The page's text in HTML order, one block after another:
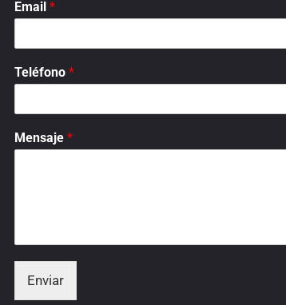
Email *
Teléfono *
Mensaje *
Enviar